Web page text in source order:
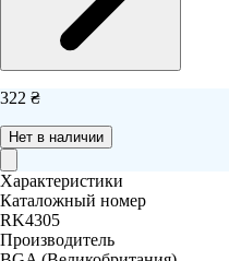
322 ₴
Нет в наличии
Характеристики
Каталожный номер
RK4305
Производитель